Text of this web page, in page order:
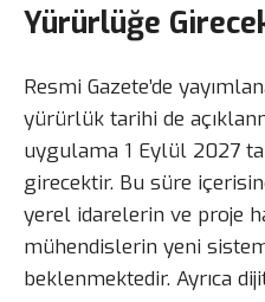
Yürürlüğe
Resmi Gazete’de
yürürlük tarihi de
uygulama 1 Eylül 2027
girecektir. Bu süre
yerel idarelerin ve proje
mühendislerin yeni
beklenmektedir. Ayrıca